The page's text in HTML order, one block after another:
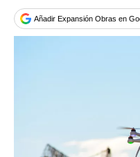
Añadir Expansión Obras en